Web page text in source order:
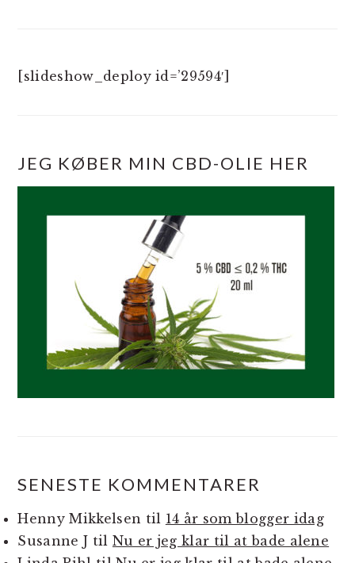
[slideshow_deploy id=’29594′]
JEG KØBER MIN CBD-OLIE HER
SENESTE KOMMENTARER
Henny Mikkelsen til 14 år som blogger idag
Susanne J til Nu er jeg klar til at bade alene